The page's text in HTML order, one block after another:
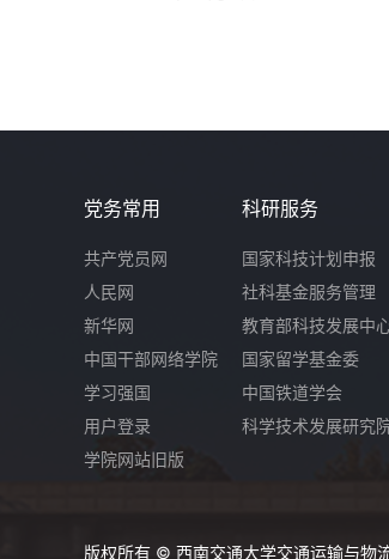
党务常用
共产党员网
人民网
新华网
中国干部网络学院
学习强国
用户登录
学院网站旧版
科研服务
国家科技计划申报
社科基金服务管理
教育部科技发展中
国家留学基金委
中国铁道学会
科学技术发展研究
版权所有 © 西南交通大学交通运输与物